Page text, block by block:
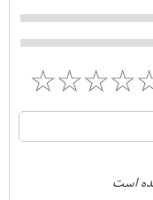
☆
☆
☆
☆
است